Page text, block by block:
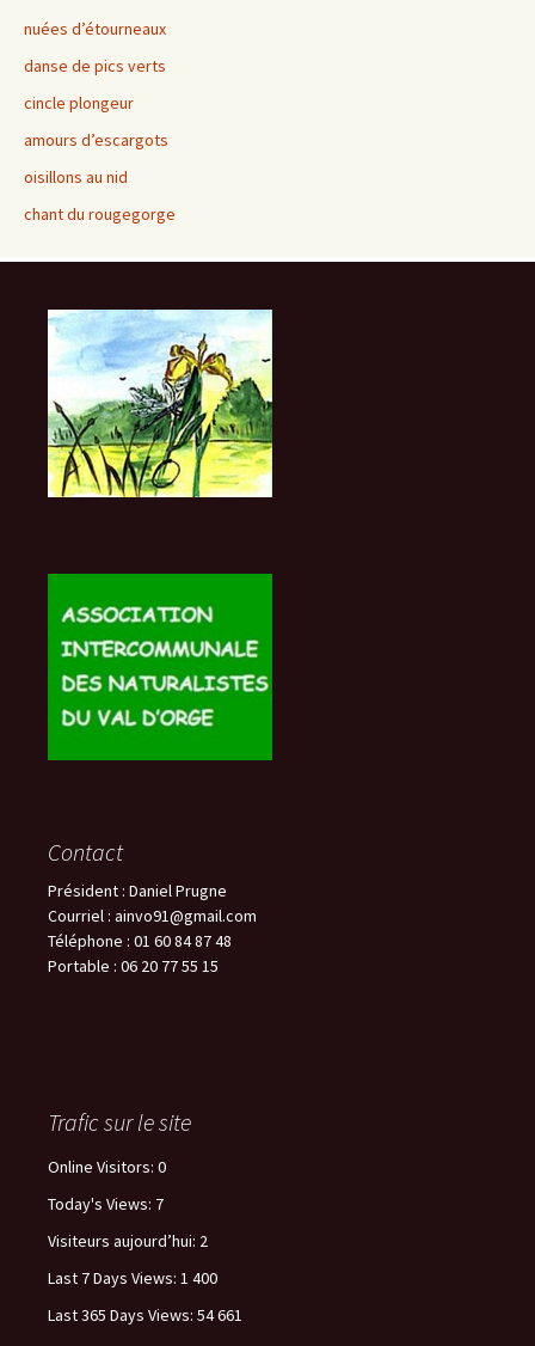
nuées d’étourneaux
danse de pics verts
cincle plongeur
amours d’escargots
oisillons au nid
chant du rougegorge
Contact
Président : Daniel Prugne
Courriel : ainvo91@gmail.com
Téléphone : 01 60 84 87 48
Portable : 06 20 77 55 15
Trafic sur le site
Online Visitors: 0
Today's Views: 7
Visiteurs aujourd’hui: 2
Last 7 Days Views: 1 400
Last 365 Days Views: 54 661